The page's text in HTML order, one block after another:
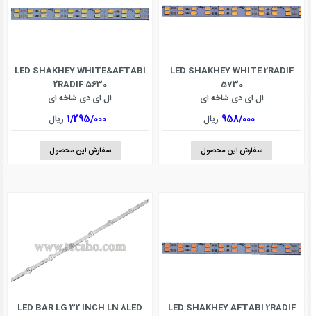
LED SHAKHEY WHITE 2RADIF
5730
ال ای دی شاخه ای
958/000 ریال
سفارش این محصول
LED SHAKHEY WHITE&AFTABI
2RADIF 5630
ال ای دی شاخه ای
1/295/000 ریال
سفارش این محصول
LED SHAKHEY AFTABI 2RADIF
LED BAR LG 32 INCH LN 8LED